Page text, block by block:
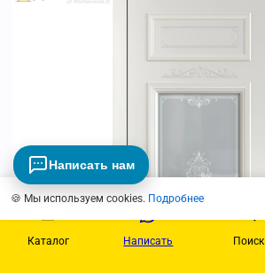
Каталог Написать Поиск
🍪 Мы используем cookies. Подробнее
Написать нам